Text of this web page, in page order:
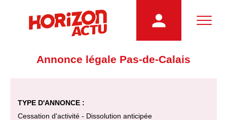
Annonce légale Pas-de-Calais
TYPE D'ANNONCE :
Cessation d'activité - Dissolution anticipée